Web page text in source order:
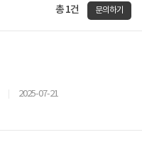
총 1건 문의하기
2025-07-21